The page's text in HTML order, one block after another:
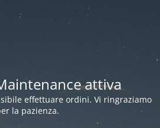
attiva
effettuare ordini. Vi ringraziamo
la pazienza.